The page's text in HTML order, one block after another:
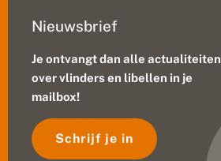
Nieuwsbrief
Je ontvangt dan alle actualiteiten
over vlinders en libellen in je
mailbox!
Schrijf je in